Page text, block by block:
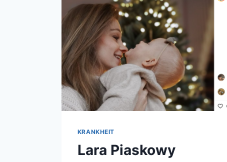
KRANKHEIT
Lara Piaskowy